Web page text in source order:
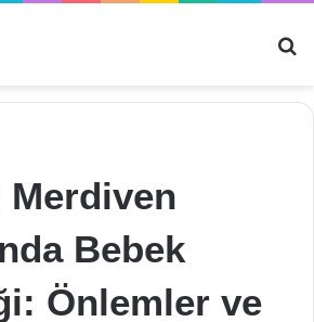
Bebek
Önlemler ve